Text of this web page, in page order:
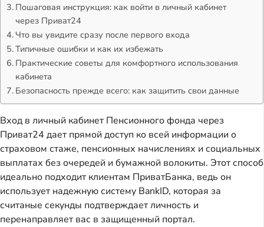
Пошаговая инструкция: как войти в личный кабинет
через Приват24
Что вы увидите сразу после первого входа
Типичные ошибки и как их избежать
Практические советы для комфортного использования
кабинета
Безопасность прежде всего: как защитить свои данные
Вход в личный кабинет Пенсионного фонда через
Приват24 дает прямой доступ ко всей информации о
страховом стаже, пенсионных начислениях и социальных
выплатах без очередей и бумажной волокиты. Этот способ
идеально подходит клиентам ПриватБанка, ведь он
использует надежную систему BankID, которая за
считаные секунды подтверждает личность и
перенаправляет вас в защищенный портал.